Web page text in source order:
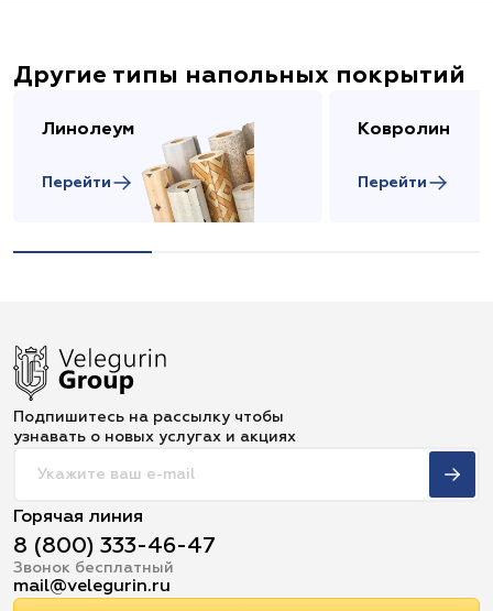
Другие типы напольных покрытий
Линолеум
Перейти
Ковролин
Перейти
Подпишитесь на рассылку чтобы
узнавать о новых услугах и акциях
Горячая линия
8 (800) 333-46-47
Звонок бесплатный
mail@velegurin.ru